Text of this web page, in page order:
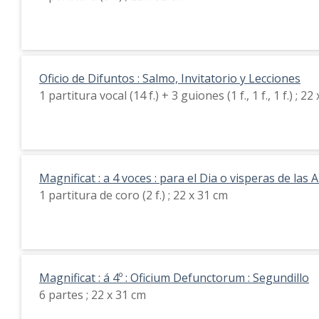
Oficio de Difuntos : Salmo, Invitatorio y Lecciones
1 partitura vocal (14 f.) + 3 guiones (1 f., 1 f., 1 f.) ; 22
Magnificat : a 4 voces : para el Dia o visperas de las
1 partitura de coro (2 f.) ; 22 x 31 cm
Magnificat : á 4º : Oficium Defunctorum : Segundillo
6 partes ; 22 x 31 cm